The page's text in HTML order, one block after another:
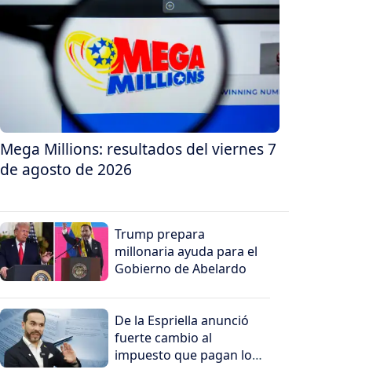
Mega Millions: resultados del viernes 7
de agosto de 2026
Trump prepara
millonaria ayuda para el
Gobierno de Abelardo
De la Espriella anunció
fuerte cambio al
impuesto que pagan los